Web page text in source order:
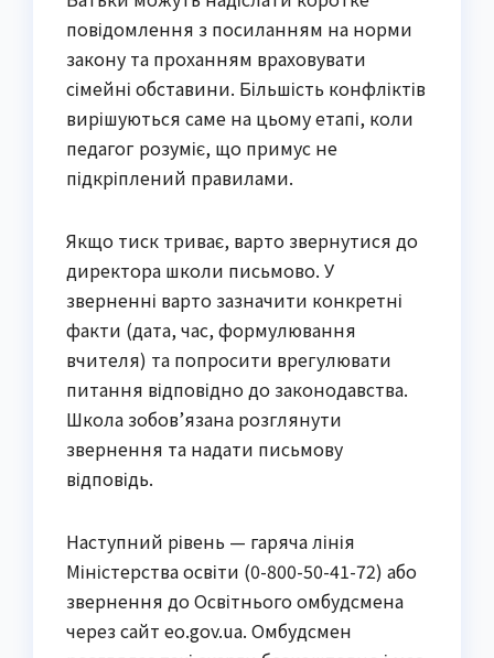
повідомлення з посиланням на норми
закону та проханням враховувати
сімейні обставини. Більшість конфліктів
вирішуються саме на цьому етапі, коли
педагог розуміє, що примус не
підкріплений правилами.
Якщо тиск триває, варто звернутися до
директора школи письмово. У
зверненні варто зазначити конкретні
факти (дата, час, формулювання
вчителя) та попросити врегулювати
питання відповідно до законодавства.
Школа зобов’язана розглянути
звернення та надати письмову
відповідь.
Наступний рівень — гаряча лінія
Міністерства освіти (0-800-50-41-72) або
звернення до Освітнього омбудсмена
через сайт eo.gov.ua. Омбудсмен